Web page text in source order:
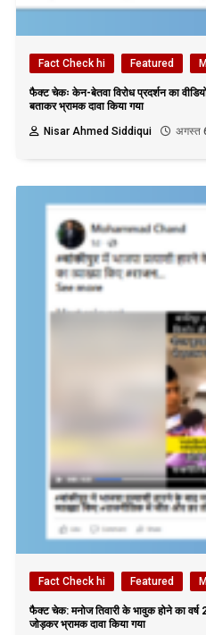
Fact Check hi Featured
फैक्ट चेकः केन-बेतवा विरोध प्रदर्शन का वीडियो
बताकर भ्रामक दावा किया गया
Nisar Ahmed Siddiqui
अगस्त
Fact Check hi Featured
फैक्ट चेक: मनोज तिवारी के भावुक होने का वर्ष
जोड़कर भ्रामक दावा किया गया